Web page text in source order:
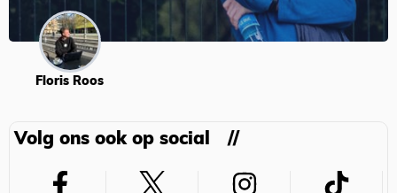
Floris Roos
Volg ons ook op social